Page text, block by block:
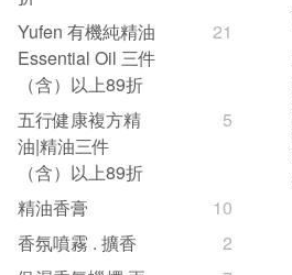
Yufen 有機純精油
Essential Oil 三件
（含）以上89折
21
五行健康複方精
油|精油三件
（含）以上89折
5
精油香膏
10
香氛噴霧 . 擴香
2